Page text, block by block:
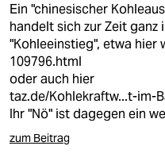
Ein "chinesischer
handelt sich zur Zeit ganz
"Kohleeinstieg", etwa hier
109796.html
oder auch hier
taz.de/Kohlekraftw...t-im-
Ihr "Nö" ist dagegen ein
zum Beitrag